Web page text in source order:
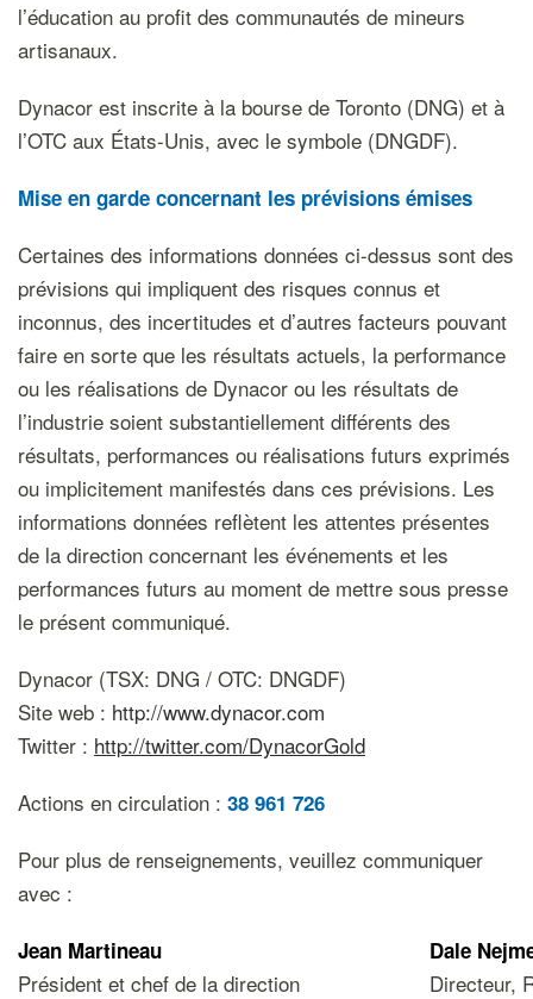
l’éducation au profit des communautés de mineurs
artisanaux.
Dynacor est inscrite à la bourse de Toronto (DNG) et à
l’OTC aux États-Unis, avec le symbole (DNGDF).
Mise en garde concernant les prévisions émises
Certaines des informations données ci-dessus sont des
prévisions qui impliquent des risques connus et
inconnus, des incertitudes et d’autres facteurs pouvant
faire en sorte que les résultats actuels, la performance
ou les réalisations de Dynacor ou les résultats de
l’industrie soient substantiellement différents des
résultats, performances ou réalisations futurs exprimés
ou implicitement manifestés dans ces prévisions. Les
informations données reflètent les attentes présentes
de la direction concernant les événements et les
performances futurs au moment de mettre sous presse
le présent communiqué.
Dynacor (TSX: DNG / OTC: DNGDF)
Site web : http://www.dynacor.com
Twitter : http://twitter.com/DynacorGold
Actions en circulation : 38 961 726
Pour plus de renseignements, veuillez communiquer
avec :
Jean Martineau
Président et chef de la direction
Dale
Directeur,